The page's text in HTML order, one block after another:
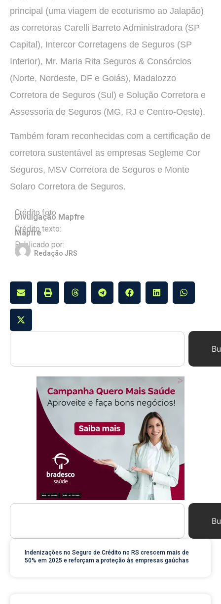
principal (uma viagem de ecoturismo ao Jalapão)
as corretoras Carelli Barreto Administradora (SP
Capital), Intercor Corretagens de Seguros (SP
Interior), Mr. Maria Rita Seguros & Consórcios
(Norte, Nordeste, DF e Goiás), Madalozzo
Corretora de Seguros (Sul) e Solução Corretora e
Assessoria de Seguros (MG, RJ e Centro-Oeste).
Também foram reconhecidas com a certificação de
corretora sustentável as empresas Segleme Cor
Seguros, MSV Corretora de Seguros e Monte
Solaro Corretora de Seguros.
Crédito foto:
Divulgação Mapfre
Crédito texto:
Mapfre
Publicado por:
Redação JRS
Indenizações no Seguro de Crédito no RS crescem mais de
50% em 2025 e reforçam a proteção às empresas gaúchas